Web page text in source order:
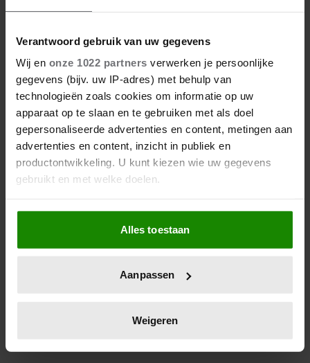
Verantwoord gebruik van uw gegevens
Wij en onze 1022 partners verwerken je persoonlijke
gegevens (bijv. uw IP-adres) met behulp van
technologieën zoals cookies om informatie op uw
apparaat op te slaan en te gebruiken met als doel
gepersonaliseerde advertenties en content, metingen aan
advertenties en content, inzicht in publiek en
productontwikkeling. U kunt kiezen wie uw gegevens
gebruikt en met welke doelen.
Als u het toestaat, willen we ook graag:
Informatie verzamelen over uw geografische
locatie, die tot een paar meter nauwkeurig kan zijn
scannen op specifieke eigenschappen (fingerprinting)
verwerkt en stel uw voorkeuren in het
intrekken in de Cookieverklaring.
Alles toestaan
Aanpassen
Weigeren
HOOPVOLLE UPDATE: ‘HIJ KAN